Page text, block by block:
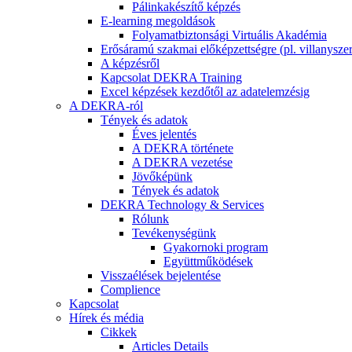
Pálinkakészítő képzés
E-learning megoldások
Folyamatbiztonsági Virtuális Akadémia
Erősáramú szakmai előképzettségre (pl.
A képzésről
Kapcsolat DEKRA Training
Excel képzések kezdőtől az adatelemzésig
A DEKRA-ról
Tények és adatok
Éves jelentés
A DEKRA története
A DEKRA vezetése
Jövőképünk
Tények és adatok
DEKRA Technology & Services
Rólunk
Tevékenységünk
Gyakornoki program
Együttműködések
Visszaélések bejelentése
Complience
Kapcsolat
Hírek és média
Cikkek
Articles Details